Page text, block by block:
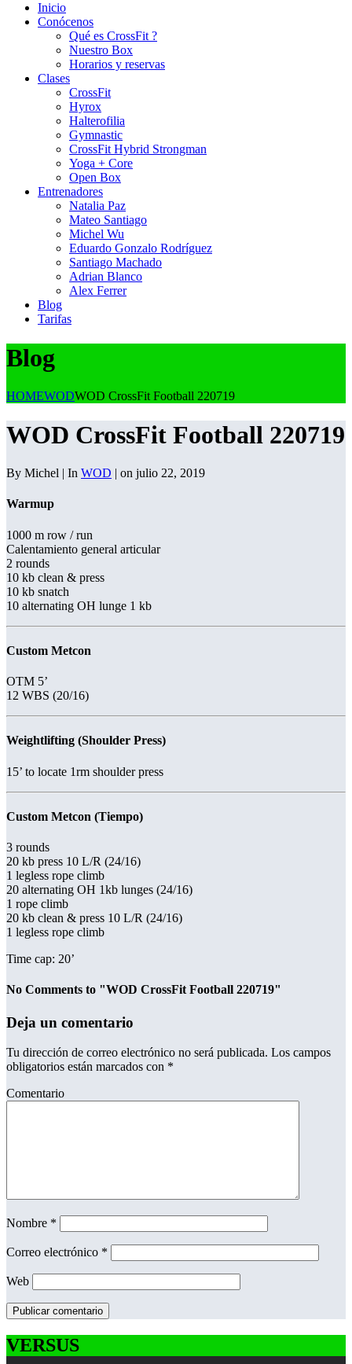
Inicio
Conócenos
Qué es CrossFit ?
Nuestro Box
Horarios y reservas
Clases
CrossFit
Hyrox
Halterofilia
Gymnastic
CrossFit Hybrid Strongman
Yoga + Core
Open Box
Entrenadores
Natalia Paz
Mateo Santiago
Michel Wu
Eduardo Gonzalo Rodríguez
Santiago Machado
Adrian Blanco
Alex Ferrer
Blog
Tarifas
Blog
HOMEWODWOD CrossFit Football 220719
WOD CrossFit Football 220719
By Michel | In WOD | on julio 22, 2019
Warmup
1000 m row / run
Calentamiento general articular
2 rounds
10 kb clean & press
10 kb snatch
10 alternating OH lunge 1 kb
Custom Metcon
OTM 5’
12 WBS (20/16)
Weightlifting (Shoulder Press)
15’ to locate 1rm shoulder press
Custom Metcon (Tiempo)
3 rounds
20 kb press 10 L/R (24/16)
1 legless rope climb
20 alternating OH 1kb lunges (24/16)
1 rope climb
20 kb clean & press 10 L/R (24/16)
1 legless rope climb
Time cap: 20’
No Comments to "WOD CrossFit Football 220719"
Deja un comentario
Tu dirección de correo electrónico no será publicada. Los campos
obligatorios están marcados con *
Comentario
Nombre *
Correo electrónico *
Web
VERSUS